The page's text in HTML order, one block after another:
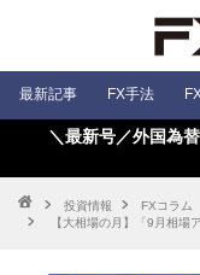
最新記事 FX手法
＼最新号／外国為
投資情報
FXコラム
【大相場の月】「9月相場